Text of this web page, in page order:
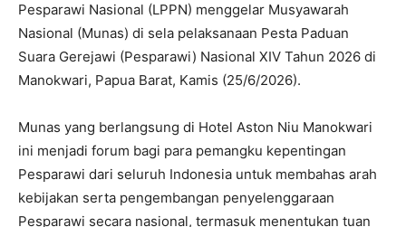
Pesparawi Nasional (LPPN) menggelar Musyawarah
Nasional (Munas) di sela pelaksanaan Pesta Paduan
Suara Gerejawi (Pesparawi) Nasional XIV Tahun 2026 di
Manokwari, Papua Barat, Kamis (25/6/2026).
Munas yang berlangsung di Hotel Aston Niu Manokwari
ini menjadi forum bagi para pemangku kepentingan
Pesparawi dari seluruh Indonesia untuk membahas arah
kebijakan serta pengembangan penyelenggaraan
Pesparawi secara nasional, termasuk menentukan tuan